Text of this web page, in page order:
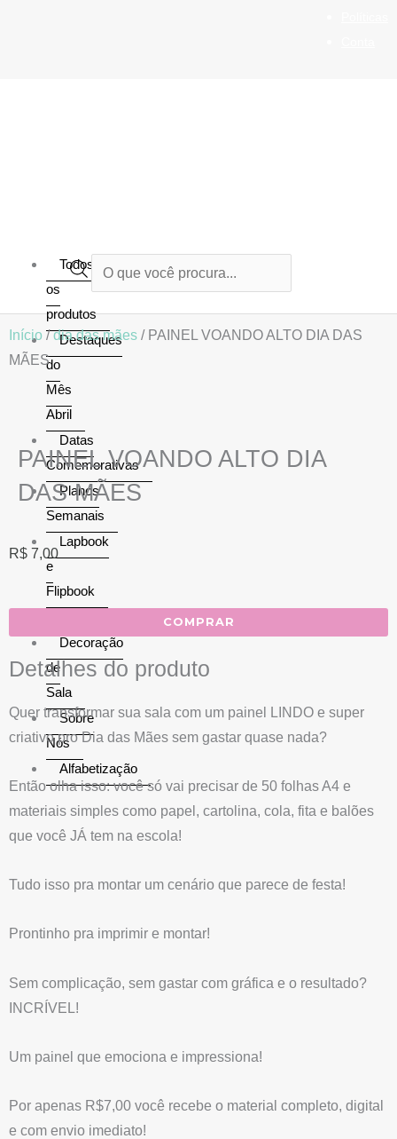
Todos
os
produtos
Destaques
do
Mês
Abril
Datas
Comemorativas
Planos
Semanais
Lapbook
e
Flipbook
Decoração
de
Sala
Sobre
Nós
Alfabetização
X
Pesquisar
produtos
Início /dia das mães / PAINEL VOANDO ALTO DIA DAS
MÃES
PAINEL VOANDO ALTO DIA
DAS MÃES
R$ 7,00
COMPRAR
Detalhes do produto
Quer transformar sua sala com um painel LINDO e super
criativo pro Dia das Mães sem gastar quase nada?
Então olha isso: você só vai precisar de 50 folhas A4 e
materiais simples como papel, cartolina, cola, fita e balões
que você JÁ tem na escola!
Tudo isso pra montar um cenário que parece de festa!
Prontinho pra imprimir e montar!
Sem complicação, sem gastar com gráfica e o resultado?
INCRÍVEL!
Um painel que emociona e impressiona!
Por apenas R$7,00 você recebe o material completo, digital
e com envio imediato!